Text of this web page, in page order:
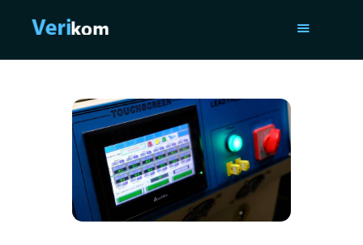
USŁUGI
O NAS
ISO 9001
ŁĄCZNOŚĆ